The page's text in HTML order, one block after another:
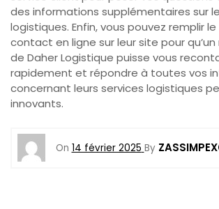
des informations supplémentaires sur
logistiques. Enfin, vous pouvez remplir
contact en ligne sur leur site pour
de Daher Logistique puisse vous
rapidement et répondre à toutes vos
concernant leurs services logistiques
innovants.
On 14 février 2025 By